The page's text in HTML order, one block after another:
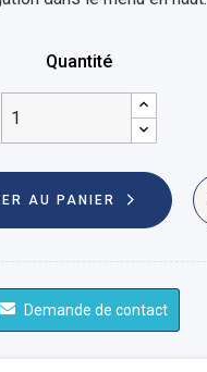
Quantité
AU PANIER
Demande de contact